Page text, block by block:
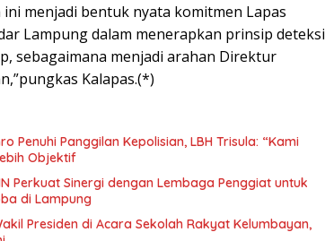
menjadi bentuk nyata komitmen Lapas
Lampung dalam menerapkan prinsip deteksi
sebagaimana menjadi arahan Direktur
Kalapas.(*)
Penuhi Panggilan Kepolisian, LBH Trisula: “Kami
Objektif
Perkuat Sinergi dengan Lembaga Penggiat untuk
di Lampung
Presiden di Acara Sekolah Rakyat Kelumbayan,